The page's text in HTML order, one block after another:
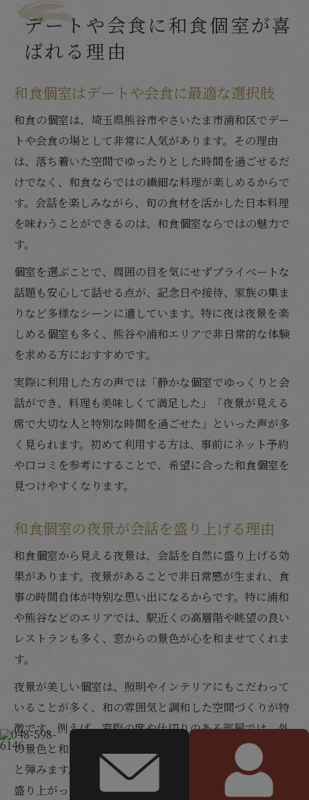
デートや会食に和食個室が喜
ばれる理由
和食個室はデートや会食に最適な選択肢
和食の個室は、埼玉県熊谷市やさいたま市浦和区でデー
トや会食の場として非常に人気があります。その理由
は、落ち着いた空間でゆったりとした時間を過ごせるだ
けでなく、和食ならではの繊細な料理が楽しめるからで
す。会話を楽しみながら、旬の食材を活かした日本料理
を味わうことができるのは、和食個室ならではの魅力で
す。
個室を選ぶことで、周囲の目を気にせずプライベートな
話題も安心して話せる点が、記念日や接待、家族の集ま
りなど多様なシーンに適しています。特に夜は夜景を楽
しめる個室も多く、熊谷や浦和エリアで非日常的な体験
を求める方におすすめです。
実際に利用した方の声では「静かな個室でゆっくりと会
話ができ、料理も美味しくて満足した」「夜景が見える
席で大切な人と特別な時間を過ごせた」といった声が多
く見られます。初めて利用する方は、事前にネット予約
や口コミを参考にすることで、希望に合った和食個室を
見つけやすくなります。
和食個室の夜景が会話を盛り上げる理由
和食個室から見える夜景は、会話を自然に盛り上げる効
果があります。夜景があることで非日常感が生まれ、食
事の時間自体が特別な思い出になるからです。特に浦和
や熊谷などのエリアでは、駅近くの高層階や眺望の良い
レストランも多く、窓からの景色が心を和ませてくれま
す。
夜景が美しい個室は、照明やインテリアにもこだわって
いることが多く、和の雰囲気と調和した空間づくりが特
徴です。例えば、窓際の席や仕切りのある部屋では、外
の景色と和食の繊細な盛り付けが相まって、会話も自然
と弾みます。デートや友人との会食で「いつもより話が
盛り上がった」という声もよく聞かれます。